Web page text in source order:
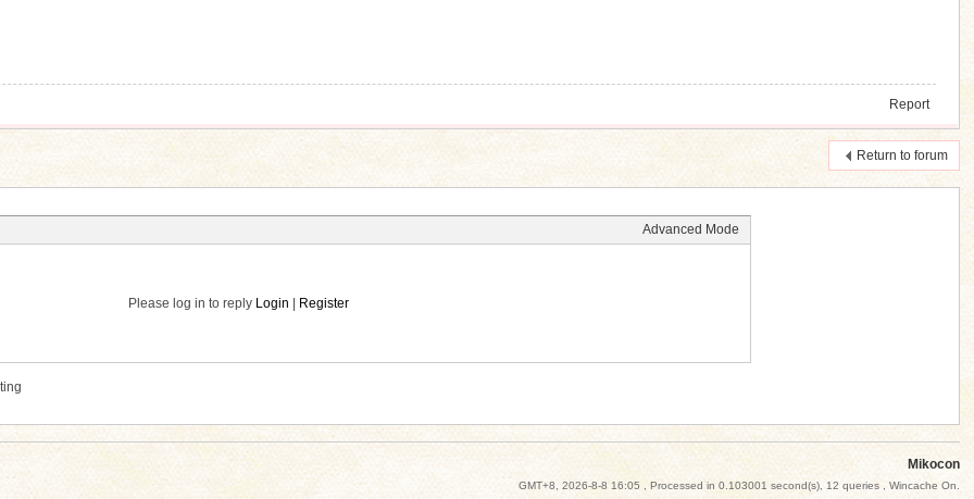
Report
Return to forum
Advanced Mode
Please log in to reply Login Register
Mikocon
GMT+8, 2026-8-8 16:05 , Processed in 0.103001 second(s), 12 queries , Wincache On.